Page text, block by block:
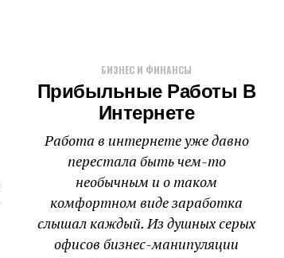
БИЗНЕС И ФИНАНСЫ
Прибыльные Работы В
Интернете
Работа в интернете уже давно
перестала быть чем-то
необычным и о таком
комфортном виде заработка
слышал каждый. Из душных серых
офисов бизнес-манипуляции